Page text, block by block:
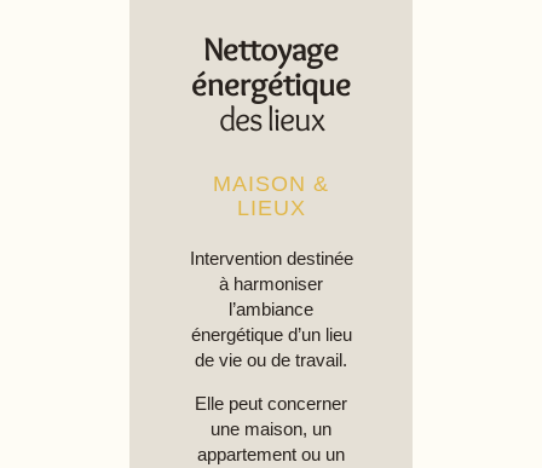
Nettoyage
énergétique
des lieux​
MAISON &
LIEUX
Intervention destinée
à harmoniser
l’ambiance
énergétique d’un lieu
de vie ou de travail.
Elle peut concerner
une maison, un
appartement ou un